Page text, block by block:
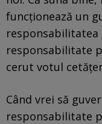
funcționează un
responsabilitatea
responsabilitate
cerut votul
Când vrei să
responsabilitate